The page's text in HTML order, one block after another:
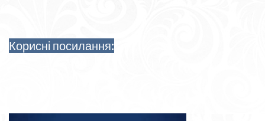
Корисні посилання: